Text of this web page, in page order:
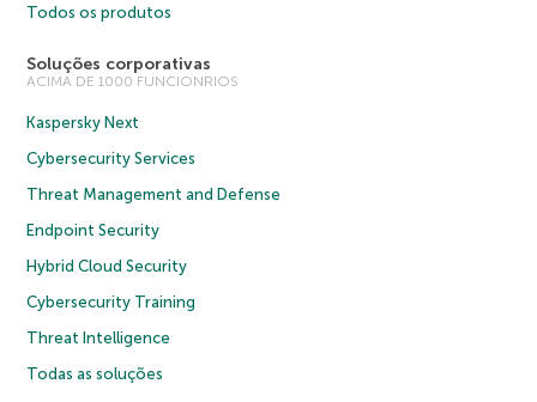
Todos os produtos
Soluções corporativas
ACIMA DE 1000 FUNCIONRIOS
Kaspersky Next
Cybersecurity Services
Threat Management and Defense
Endpoint Security
Hybrid Cloud Security
Cybersecurity Training
Threat Intelligence
Todas as soluções